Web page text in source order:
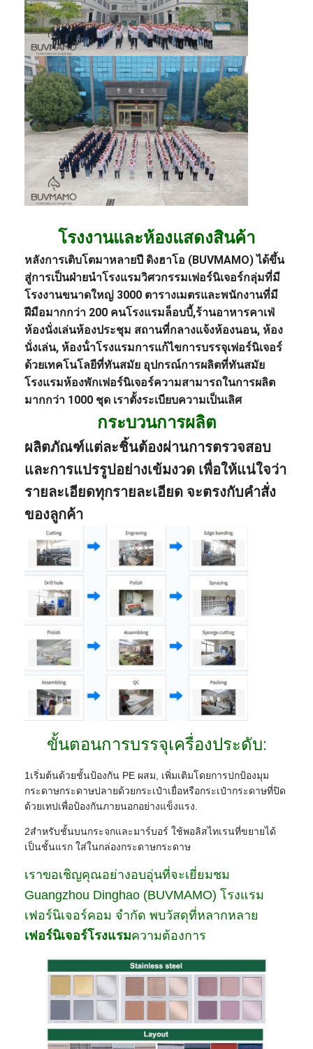
โรงงานและห้องแสดงสินค้า
หลังการเติบโตมาหลายปี ดิงฮาโอ (BUVMAMO) ได้ขึ้น
สู่การเป็นฝ่ายนําโรงแรมวิศวกรรมเฟอร์นิเจอร์กลุ่มที่มี
โรงงานขนาดใหญ่ 3000 ตารางเมตรและพนักงานที่มี
ฝีมือมากกว่า 200 คนโรงแรมล็อบบี้,ร้านอาหารคาเฟ่
ห้องนั่งเล่นห้องประชุม สถานที่กลางแจ้งห้องนอน, ห้อง
นั่งเล่น, ห้องน้ําโรงแรมการแก้ไขการบรรจุเฟอร์นิเจอร์
ด้วยเทคโนโลยีที่ทันสมัย อุปกรณ์การผลิตที่ทันสมัย
โรงแรมห้องพักเฟอร์นิเจอร์ความสามารถในการผลิต
มากกว่า 1000 ชุด เราตั้งระเบียบความเป็นเลิศ
กระบวนการผลิต
ผลิตภัณฑ์แต่ละชิ้นต้องผ่านการตรวจสอบ
และการแปรรูปอย่างเข้มงวด เพื่อให้แน่ใจว่า
รายละเอียดทุกรายละเอียด จะตรงกับคําสั่ง
ของลูกค้า
ขั้นตอนการบรรจุเครื่องประดับ:
1เริ่มต้นด้วยชั้นป้องกัน PE ผสม, เพิ่มเติมโดยการปกป้องมุม
กระดาษกระดาษปลายด้วยกระเป๋าเยื่อหรือกระเป๋ากระดาษที่ปิด
ด้วยเทปเพื่อป้องกันภายนอกอย่างแข็งแรง.
2สําหรับชั้นบนกระจกและมาร์บอร์ ใช้พอลิสไทเรนที่ขยายได้
เป็นชั้นแรก ใส่ในกล่องกระดาษกระดาษ
เราขอเชิญคุณอย่างอบอุ่นที่จะเยี่ยมชม
Guangzhou Dinghao (BUVMAMO) โรงแรม
เฟอร์นิเจอร์คอม จํากัด พบวัสดุที่หลากหลาย
เฟอร์นิเจอร์โรงแรมความต้องการ